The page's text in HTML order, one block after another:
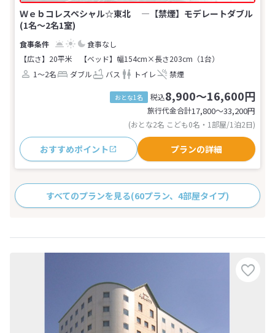
Ｗｅｂコレスペシャル☆東北 ―【禁煙】モデレートダブル
(1名～2名1室)
食事なし
【広さ】20平米
【ベッド】幅154cm×長さ203cm（1台）
1～2名
ダブル バス トイレ 禁煙
おとな1名 税込8,900～16,600円
旅行代金合計17,800〜33,200円
(おとな2名 こども0名・1部屋/1泊2日)
おすすめポイント プランの詳細
すべてのプランを見る(60プラン、4部屋タイプ)